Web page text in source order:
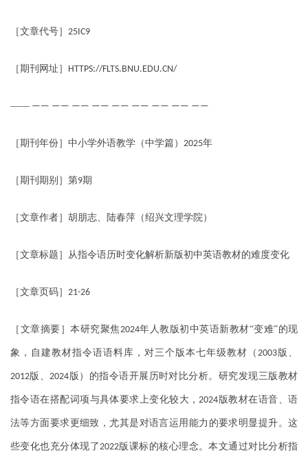
［文章代号］ 25IC9
［期刊网址］ HTTPS://FLTS.BNU.EDU.CN/
—— —— —— —— —— —— —— —— —— ——
［期刊年份］中小学外语教学（中学篇） 2025年
［期刊期别］第9期
［文章作者］胡朋志、陆春萍（绍兴文理学院）
［文章标题］从指令语历时变化解析新版初中英语教材的难度变化
［文章页码］ 21-26
［文章摘要］本研究聚焦2024年人教版初中英语新教材“变难”的现
象，自建教材指令语语料库，对三个版本七年级教材（ 2003版、
2012版、 2024版）的指令语开展历时对比分析。研究发现三版教材
指令语在搭配词项与具体要求上变化较大， 2024版教材在语音、语
法等方面要求更细致，尤其是对语言运用能力的要求明显提升。这
些变化也充分体现了2022版课标的核心理念。本文通过对比分析指